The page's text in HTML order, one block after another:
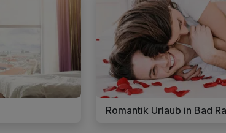
Romantik Urlaub in Bad